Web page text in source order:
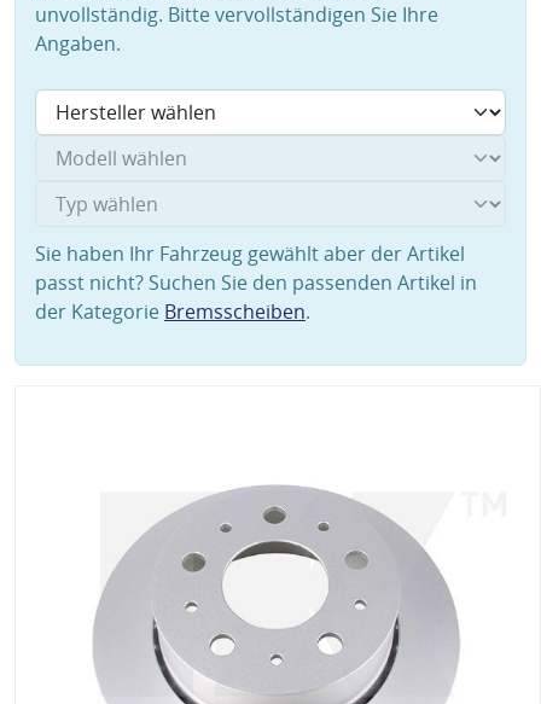
unvollständig. Bitte vervollständigen Sie Ihre
Angaben.
Sie haben Ihr Fahrzeug gewählt aber der Artikel
passt nicht? Suchen Sie den passenden Artikel in
der Kategorie Bremsscheiben.